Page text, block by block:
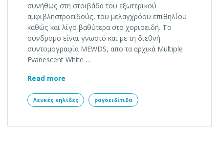
συνήθως στη στοιβάδα του εξωτερικού
αμφιβληστροειδούς, του μελαγχρόου επιθηλίου
καθώς και λίγο βαθύτερα στο χοριοειδή. Το
σύνδρομο είναι γνωστό και με τη διεθνή
συντομογραφία MEWDS, απο τα αρχικά Multiple
Evanescent White …
Read more
Λευκές κηλίδες ραγοειδίτιδα